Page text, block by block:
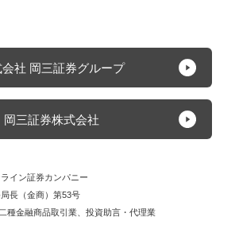
社 岡三証券グループ
岡三証券株式会社
イン証券カンパニー
長（金商）第53号
種金融商品取引業 投資助言・代理業